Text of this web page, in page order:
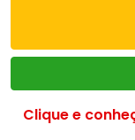
Clique e